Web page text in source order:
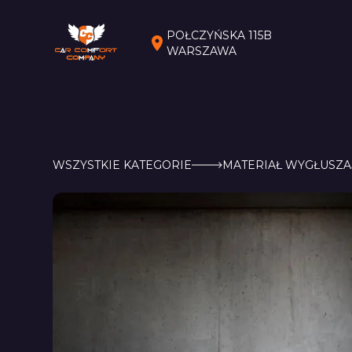
POŁCZYŃSKA 115B
WARSZAWA
WSZYSTKIE KATEGORIE MATERIAŁ